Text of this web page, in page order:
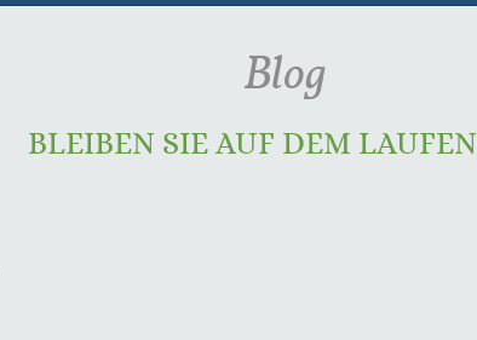
Blog
BLEIBEN SIE AUF DEM